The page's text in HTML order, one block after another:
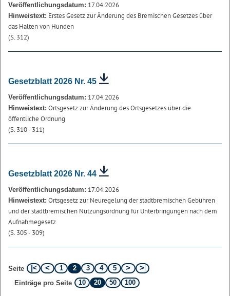
Veröffentlichungsdatum: 17.04.2026
Hinweistext: Erstes Gesetz zur Änderung des Bremischen Gesetzes über
das Halten von Hunden
(S. 312)
Gesetzblatt 2026 Nr. 45
Veröffentlichungsdatum: 17.04.2026
Hinweistext: Ortsgesetz zur Änderung des Ortsgesetzes über die
öffentliche Ordnung
(S. 310 - 311)
Gesetzblatt 2026 Nr. 44
Veröffentlichungsdatum: 17.04.2026
Hinweistext: Ortsgesetz zur Neuregelung der stadtbremischen Gebühren
und der stadtbremischen Nutzungsordnung für Unterbringungen nach dem
Aufnahmegesetz
(S. 305 - 309)
Seite 1 2 3 4
5
Einträge pro Seite
10 20 50 100